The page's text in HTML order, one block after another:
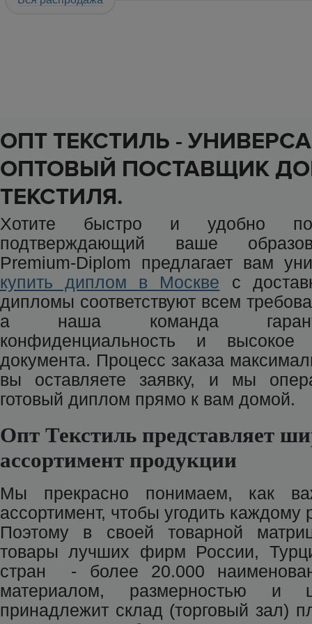
ОПТ ТЕКСТИЛЬ -
ОПТОВЫЙ ПОСТАВЩИК
ТЕКСТИЛЯ.
Хотите быстро и удобно
подтверждающий ваше
Premium-Diplom предлагает вам
купить диплом в Москве с
дипломы соответствуют всем
а наша команда
конфиденциальность и высокое
документа. Процесс заказа
вы оставляете заявку, и мы
готовый диплом прямо к вам домой.
Опт Текстиль представляет
ассортимент продукции
Мы прекрасно понимаем, как
ассортимент, чтобы угодить каждому
Поэтому в своей товарной
товары лучших фирм России,
стран - более 20.000
материалом, размерностью и
принадлежит склад (торговый зал)